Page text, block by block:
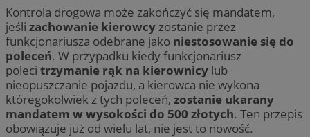
Kontrola drogowa może zakończyć się mandatem,
jeśli zachowanie kierowcyzostanie przez
funkcjonariusza odebrane jako niestosowanie się do
poleceń. W przypadku kiedy funkcjonariusz
poleci trzymanie rąk na kierownicy lub
nieopuszczanie pojazdu, a kierowca nie wykona
któregokolwiek z tych poleceń, zostanie ukarany
mandatem w wysokości do 500 złotych. Ten przepis
obowiązuje już od wielu lat, nie jest to nowość.